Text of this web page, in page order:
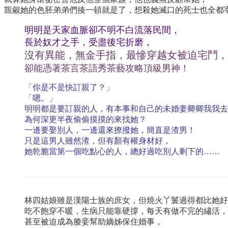
覬覦她的色胚弟弟們揍一頓就是了，想殺她滅口的死士也全
明明是天家血脈卻不明不白流落民間，
長於奴才之手，受盡後宅折磨，
沒有異能，無金手指，最慘穿越女被迫宅鬥，
卻能憑著茶言茶語秀茶藝攻略頂級男神！
「你是不是快訂親了？」
「嗯。」
明明都是要訂親的人，有本事和自己的未婚妻卿卿我我去
為何深更半夜偷偷摸摸的來找她？
一邊要娶別人，一邊還來撩撥她，簡直是渣男！
只是這男人雖然渣，但有顏有權身材好，
她乾脆當第一個吃點心的人，總好過吃別人剩下的……
林四姑娘雖是漢陽士族的庶女，但燒火丫鬟過得都比她好
吃不飽穿不暖，生病只能靠硬撐，每天有做不完的繡活，
甚至被迫成為媵妾幫助嫡姊保住婚事，